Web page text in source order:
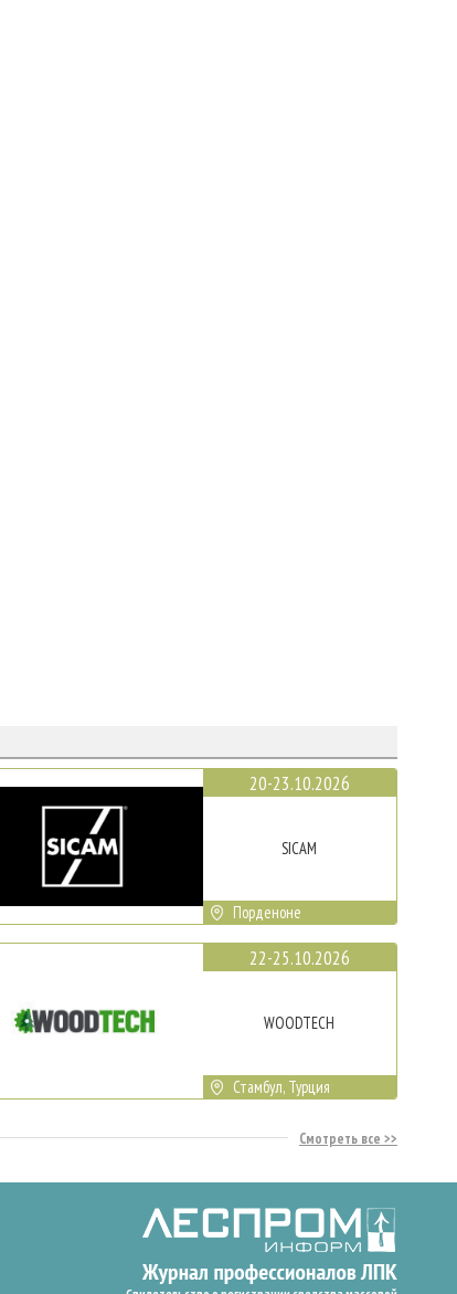
20-23.10.2026
SICAM
Порденоне
22-25.10.2026
WOODTECH
Стамбул, Турция
Смотреть все